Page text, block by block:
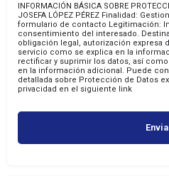
INFORMACIÓN BÁSICA SOBRE
JOSEFA LÓPEZ PÉREZ Finalidad:
formulario de contacto Legitimación:
consentimiento del interesado.
obligación legal, autorización expresa
servicio como se explica en la
rectificar y suprimir los datos, así
en la información adicional.
Puede
detallada sobre Protección de Datos
privacidad en el siguiente link